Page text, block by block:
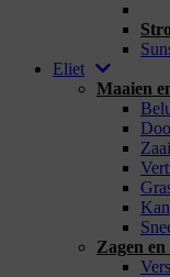
Eliet
Maaien
Zagen en